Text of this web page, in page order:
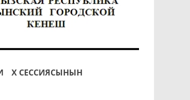
X СЕССИЯСЫНЫН